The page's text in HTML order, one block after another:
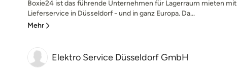
Boxie24 ist das führende Unternehmen für Lagerraum mieten mit
Lieferservice in Düsseldorf - und in ganz Europa. Da...
Mehr
Elektro Service Düsseldorf GmbH